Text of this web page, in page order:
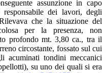
assunzione in capo
responsabile dei lavori, degli
che la situazione del
per la presenza, non
profondo mt. 3,80 ca., tra il
circostante, fossato sul cui
acuminati tondini meccanici
su uno dei quali si era